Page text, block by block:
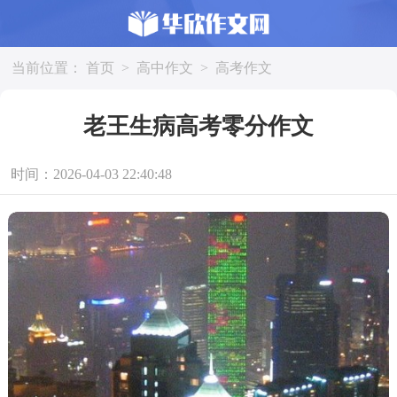
当前位置： 首页 > 高中作文 > 高考作文
老王生病高考零分作文
时间：2026-04-03 22:40:48